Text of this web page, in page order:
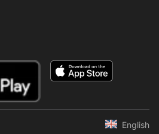
English